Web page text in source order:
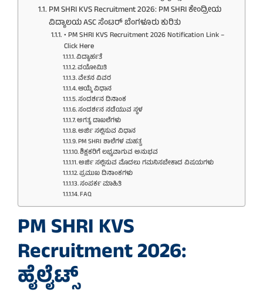
PM SHRI KVS Recruitment 2026: PM SHRI ಕೇಂದ್ರೀಯ
ವಿದ್ಯಾಲಯ ASC ಸೆಂಟರ್ ಬೆಂಗಳೂರು ಕುರಿತು
• PM SHRI KVS Recruitment 2026 Notification Link –
Click Here
ವಿದ್ಯಾರ್ಹತೆ
ವಯೋಮಿತಿ
ವೇತನ ವಿವರ
ಆಯ್ಕೆ ವಿಧಾನ
ಸಂದರ್ಶನ ದಿನಾಂಕ
ಸಂದರ್ಶನ ನಡೆಯುವ ಸ್ಥಳ
ಅಗತ್ಯ ದಾಖಲೆಗಳು
ಅರ್ಜಿ ಸಲ್ಲಿಸುವ ವಿಧಾನ
PM SHRI ಶಾಲೆಗಳ ಮಹತ್ವ
ಶಿಕ್ಷಕರಿಗೆ ಲಭ್ಯವಾಗುವ ಅನುಭವ
ಅರ್ಜಿ ಸಲ್ಲಿಸುವ ಮೊದಲು ಗಮನಿಸಬೇಕಾದ ವಿಷಯಗಳು
ಪ್ರಮುಖ ದಿನಾಂಕಗಳು
ಸಂಪರ್ಕ ಮಾಹಿತಿ
FAQ
PM SHRI KVS
Recruitment 2026:
ಹೈಲೈಟ್ಸ್